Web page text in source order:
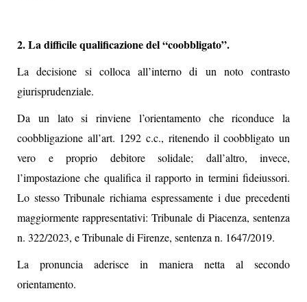
2. La difficile qualificazione del “coobbligato”.
La decisione si colloca all’interno di un noto contrasto
giurisprudenziale.
Da un lato si rinviene l’orientamento che riconduce la
coobbligazione all’art. 1292 c.c., ritenendo il coobbligato un
vero e proprio debitore solidale; dall’altro, invece,
l’impostazione che qualifica il rapporto in termini fideiussori.
Lo stesso Tribunale richiama espressamente i due precedenti
maggiormente rappresentativi: Tribunale di Piacenza, sentenza
n. 322/2023, e Tribunale di Firenze, sentenza n. 1647/2019.
La pronuncia aderisce in maniera netta al secondo
orientamento.